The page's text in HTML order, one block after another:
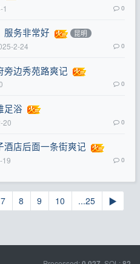
0
服务非常好 昆明
2-24 0
旁边秀苑路爽记
0
足浴
20 0
酒店后面一条街爽记
19 0
7 8 9 10 ...25 ▶